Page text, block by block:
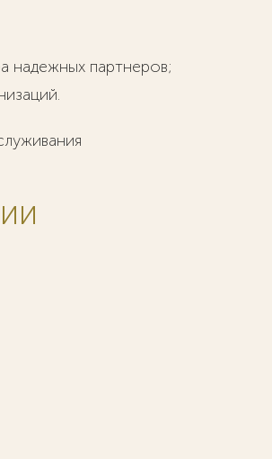
надежных партнеров;